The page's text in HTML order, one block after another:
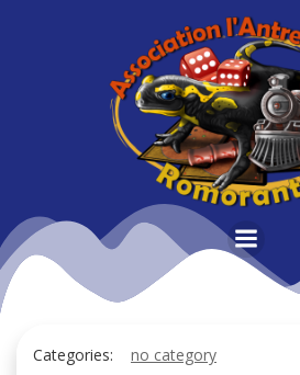
Aller
au
Categories:
no category